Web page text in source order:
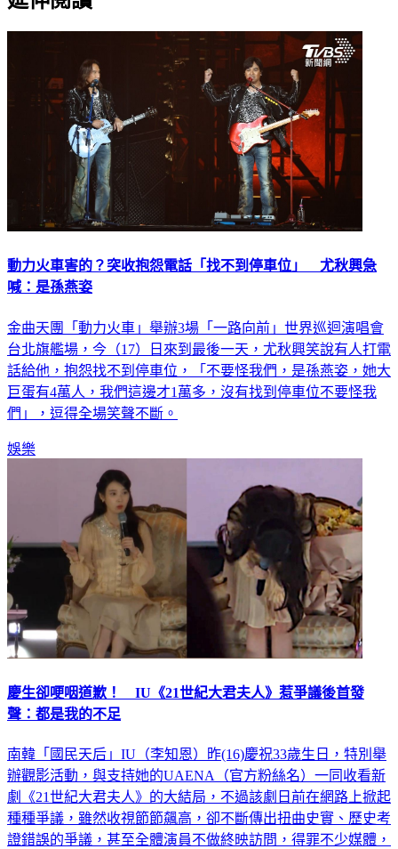
動力火車害的？突收抱怨電話「找不到停車位」 尤秋興急
喊：是孫燕姿
金曲天團「動力火車」舉辦3場「一路向前」世界巡迴演唱會
台北旗艦場，今（17）日來到最後一天，尤秋興笑說有人打電
話給他，抱怨找不到停車位，「不要怪我們，是孫燕姿，她大
巨蛋有4萬人，我們這邊才1萬多，沒有找到停車位不要怪我
們」，逗得全場笑聲不斷。
娛樂
慶生卻哽咽道歉！ IU《21世紀大君夫人》惹爭議後首發
聲：都是我的不足
南韓「國民天后」IU（李知恩）昨(16)慶祝33歲生日，特別舉
辦觀影活動，與支持她的UAENA（官方粉絲名）一同收看新
劇《21世紀大君夫人》的大結局，不過該劇日前在網路上掀起
種種爭議，雖然收視節節飆高，卻不斷傳出扭曲史實、歷史考
證錯誤的爭議，甚至全體演員不做終映訪問，得罪不少媒體，